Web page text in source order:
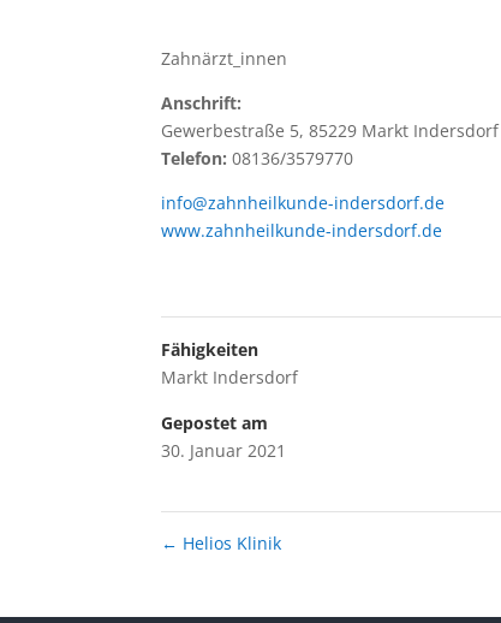
Zahnärzt_innen
Anschrift:
Gewerbestraße 5, 85229 Markt Indersdorf
Telefon: 08136/3579770
info@zahnheilkunde-indersdorf.de
www.zahnheilkunde-indersdorf.de
Fähigkeiten
Markt Indersdorf
Gepostet am
30. Januar 2021
← Helios Klinik